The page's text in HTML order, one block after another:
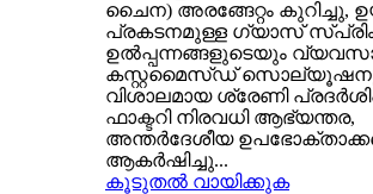
ചൈന) അരങ്ങേറ്റം കുറിച്ചു,
പ്രകടനമുള്ള ഗ്യാസ്
ഉൽപ്പന്നങ്ങളുടെയും
കസ്റ്റമൈസ്ഡ്
വിശാലമായ ശ്രേണി
ഫാക്ടറി നിരവധി ആഭ്യന്തര,
അന്തർദേശീയ
ആകർഷിച്ചു...
കൂടുതൽ വായിക്കുക